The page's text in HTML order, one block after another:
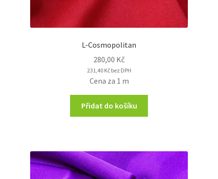
L-Cosmopolitan
280,00 Kč
231,40 Kčbez DPH
Cena za 1 m
Přidat do košíku